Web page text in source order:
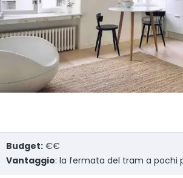
Budget: €€
Vantaggio: la fermata del tram a pochi